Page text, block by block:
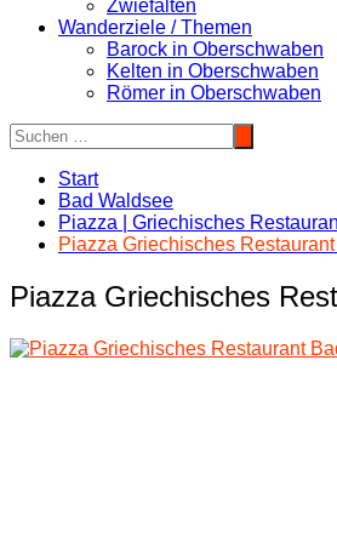
Zwiefalten
Wanderziele / Themen
Barock in Oberschwaben
Kelten in Oberschwaben
Römer in Oberschwaben
Start
Bad Waldsee
Piazza | Griechisches
Piazza Griechisches
Piazza Griechisches